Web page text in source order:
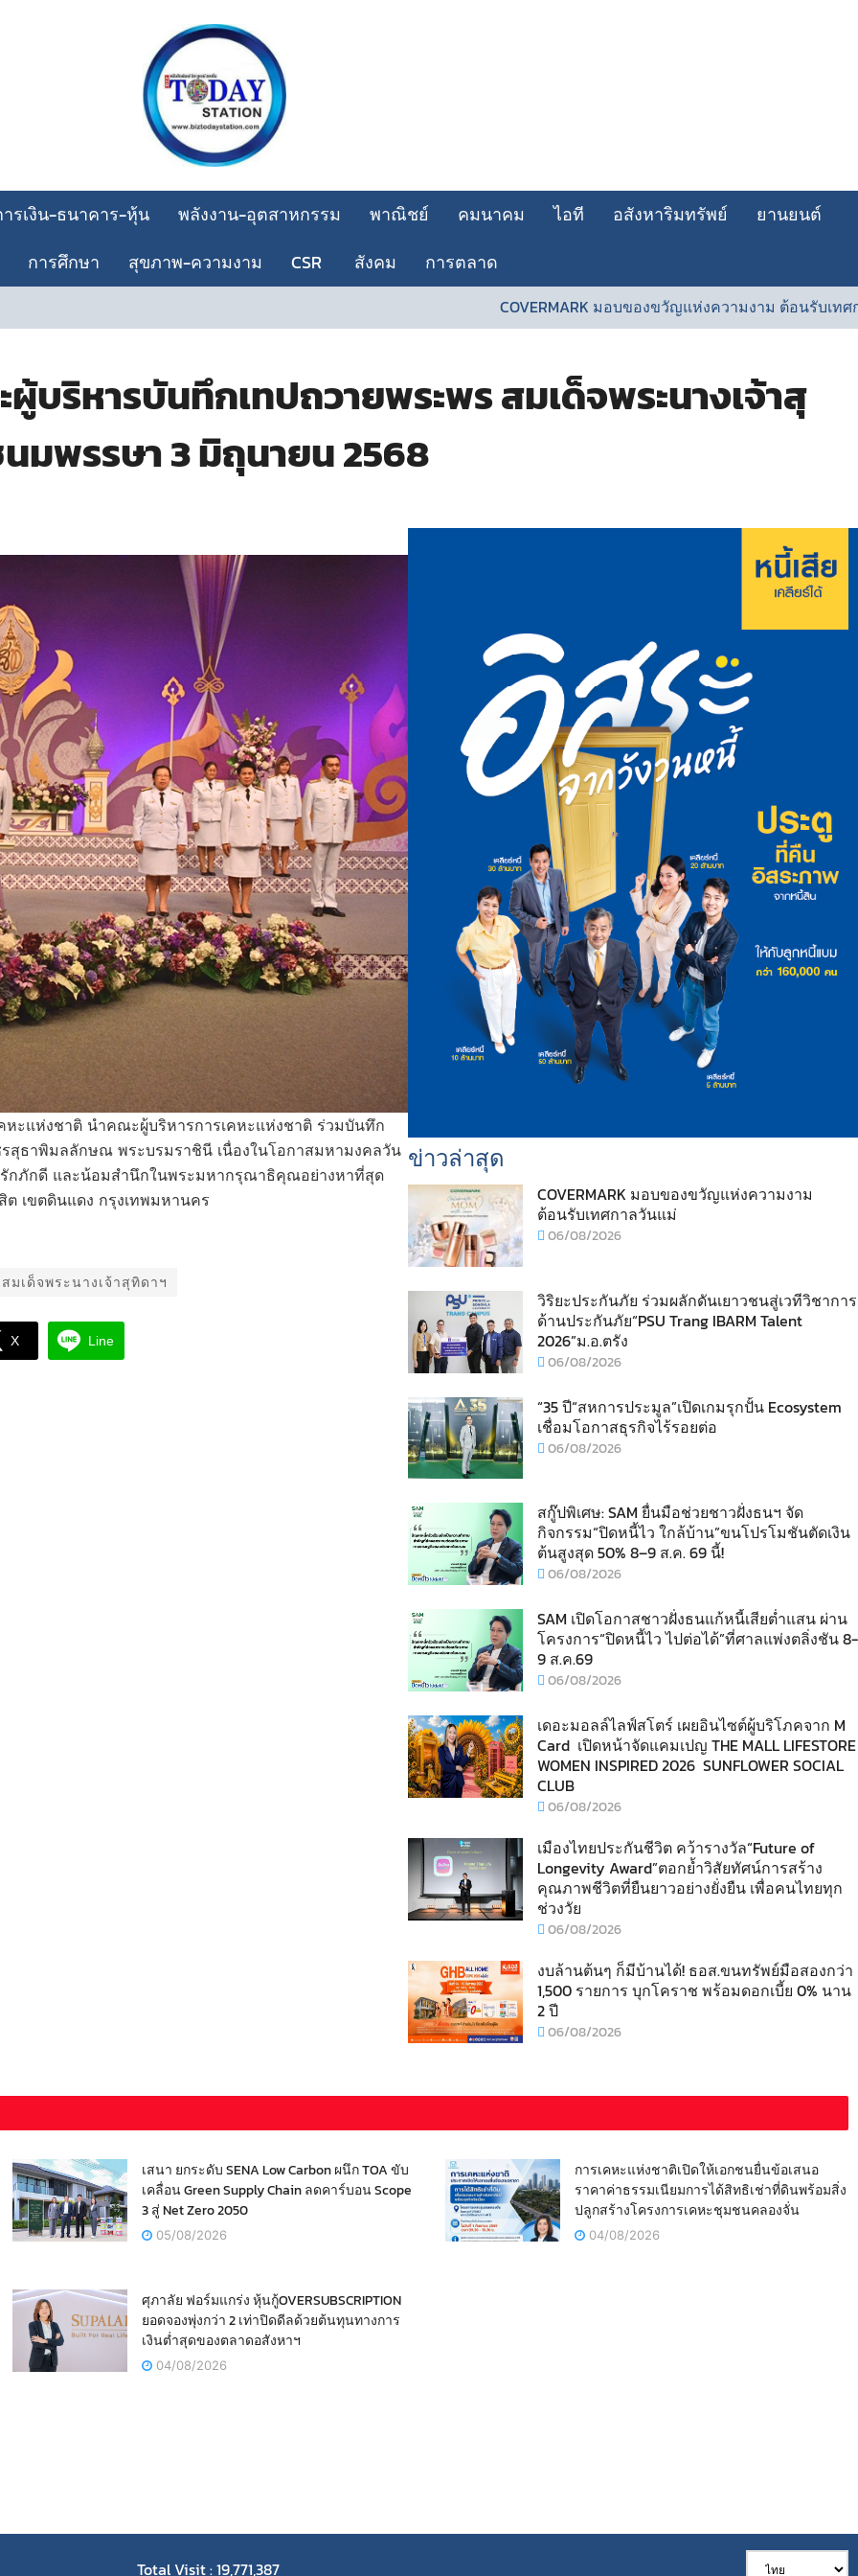
รเงิน-ธนาคาร-หุ้น พลังงาน-อุตสาหกรรม พาณิชย์ คมนาคม ไอที อสังหาริมทรัพย์
ยานยนต์
การศึกษา สุขภาพ-ความงาม CSR สังคม การตลาด
COVERMARK มอบของขวัญแห่งความงาม ต้อนรับเทศกาลวั
บริหารบันทึกเทปถวายพระพร สมเด็จพระนางเจ้าสุ
มพรรษา 3 มิถุนายน 2568
ะแห่งชาติ นำคณะผู้บริหารการเคหะแห่งชาติ ร่วมบันทึก
สุธาพิมลลักษณ พระบรมราชินี เนื่องในโอกาสมหามงคลวัน
กภักดี และน้อมสำนึกในพระมหากรุณาธิคุณอย่างหาที่สุด
เขตดินแดง กรุงเทพมหานคร
เด็จพระนางเจ้าสุทิดาฯ
X Line
ข่าวล่าสุด
COVERMARK มอบของขวัญแห่งความงาม
ต้อนรับเทศกาลวันแม่
06/08/2026
วิริยะประกันภัย ร่วมผลักดันเยาวชนสู่เวทีวิชาการ
ด้านประกันภัย“PSU Trang IBARM Talent
2026”ม.อ.ตรัง
06/08/2026
“35 ปี“สหการประมูล”เปิดเกมรุกปั้น Ecosystem
เชื่อมโอกาสธุรกิจไร้รอยต่อ
06/08/2026
สกู๊ปพิเศษ: SAM ยื่นมือช่วยชาวฝั่งธนฯ จัด
กิจกรรม“ปิดหนี้ไว ใกล้บ้าน”ขนโปรโมชันตัดเงิน
ต้นสูงสุด 50% 8–9 ส.ค. 69 นี้!
06/08/2026
SAM เปิดโอกาสชาวฝั่งธนแก้หนี้เสียต่ำแสน ผ่าน
โครงการ“ปิดหนี้ไว ไปต่อได้”ที่ศาลแพ่งตลิ่งชัน 8-
9 ส.ค.69
06/08/2026
เดอะมอลล์ไลฟ์สโตร์ เผยอินไซต์ผู้บริโภคจาก M
Card เปิดหน้าจัดแคมเปญ THE MALL LIFESTORE
WOMEN INSPIRED 2026 SUNFLOWER SOCIAL
CLUB
06/08/2026
เมืองไทยประกันชีวิต คว้ารางวัล“Future of
Longevity Award”ตอกย้ำวิสัยทัศน์การสร้าง
คุณภาพชีวิตที่ยืนยาวอย่างยั่งยืน เพื่อคนไทยทุก
ช่วงวัย
06/08/2026
งบล้านต้นๆ ก็มีบ้านได้! ธอส.ขนทรัพย์มือสองกว่า
1,500 รายการ บุกโคราช พร้อมดอกเบี้ย 0% นาน
2 ปี
06/08/2026
เสนา ยกระดับ SENA Low Carbon ผนึก TOA ขับ
เคลื่อน Green Supply Chain ลดคาร์บอน Scope
3 สู่ Net Zero 2050
05/08/2026
การเคหะแห่งชาติเปิดให้เอกชนยื่นข้อเสนอ
ราคาค่าธรรมเนียมการได้สิทธิเช่าที่ดินพร้อมสิ่ง
ปลูกสร้างโครงการเคหะชุมชนคลองจั่น
04/08/2026
ศุภาลัย ฟอร์มแกร่ง หุ้นกู้OVERSUBSCRIPTION
ยอดจองพุ่งกว่า 2 เท่าปิดดีลด้วยต้นทุนทางการ
เงินต่ำสุดของตลาดอสังหาฯ
04/08/2026
Total Visit : 19,771,387